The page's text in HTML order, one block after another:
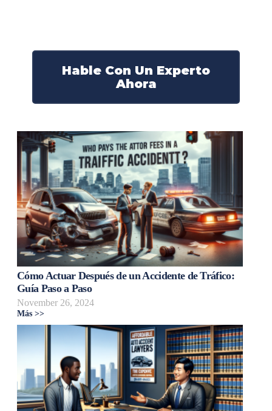
Hable Con Un Experto
Ahora
Cómo Actuar Después de un Accidente de Tráfico:
Guía Paso a Paso
November 26, 2024
Más >>